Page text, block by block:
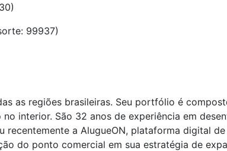
99937)
as regiões brasileiras. Seu portfólio é
interior. São 32 anos de experiência em
recentemente a AlugueON, plataforma digital
do ponto comercial em sua estratégia de